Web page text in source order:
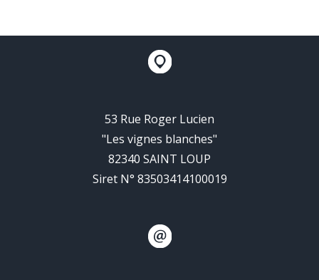
53 Rue Roger Lucien
"Les vignes blanches"
82340 SAINT LOUP
Siret N° 83503414100019